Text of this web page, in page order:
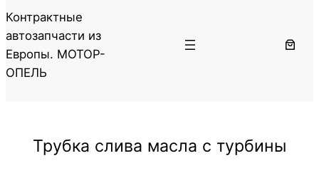
Контрактные
автозапчасти из
Европы. МОТОР-
ОПЕЛЬ
Трубка слива масла с турбины